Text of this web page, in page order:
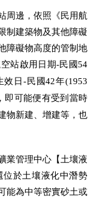
周邊，依照《民用航
制建築物及其他障礙
障礙物高度的管制地
站啟用日期-民國54
效日-民國42年(1953
即可能便有受到當時
物新建、增建等，也
業管理中心【土壤液
於土壤液化中潛勢
能為中等密實砂土或